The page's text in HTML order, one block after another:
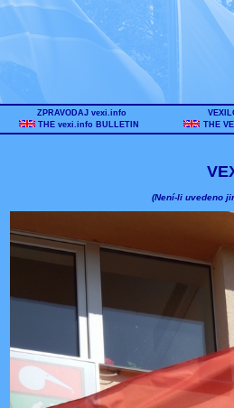
ZPRAVODAJ vexi.info
THE vexi.info BULLETIN
THE
(Není-li uvedeno